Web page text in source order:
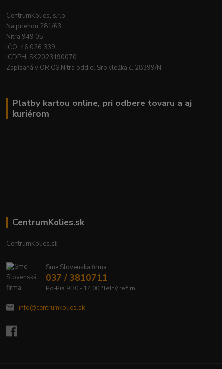
CentrumKolies, s.r.o.
Na priehon 281/63
Nitra 949 05
IČO: 46 026 339
ICDPH: SK2023190070
Zapísaná v OR OS Nitra oddiel Sro vložka č. 28399/N
Platby kartou online, pri odbere tovaru a aj
kuriérom
CentrumKolies.sk
CentrumKolies.sk
Sme Slovenská firma
037 / 3810711
Po-Pia 9.30 - 14.00 *letný režim
info@centrumkolies.sk